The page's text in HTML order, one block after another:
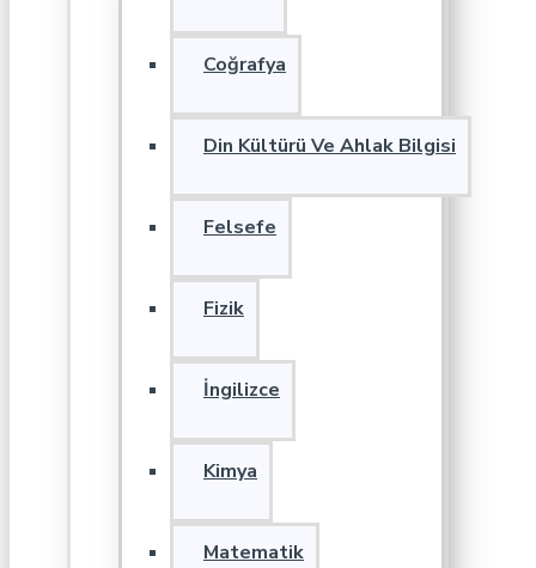
Coğrafya
Din Kültürü Ve Ahlak Bilgisi
Felsefe
Fizik
İngilizce
Kimya
Matematik